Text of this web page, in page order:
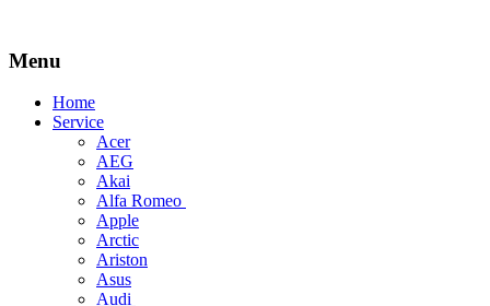
Menu
Skip
Home
Service
Acer
AEG
Akai
Alfa Romeo
Apple
Arctic
Ariston
Asus
Audi